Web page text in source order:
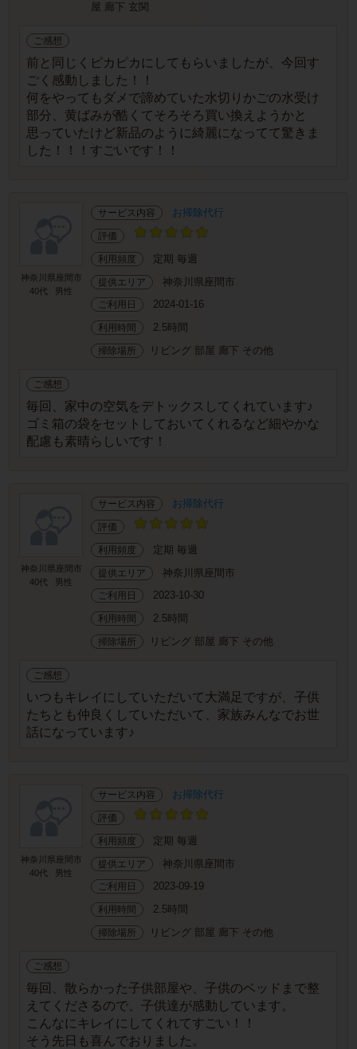
屋 廊下 玄関
ご感想
前と同じくピカピカにしてもらいましたが、今回す
ごく感動しました！！
何をやってもダメで諦めていた水切りかごの水受け
部分、黄ばみが酷くてそろそろ買い換えようかと
思っていたけど新品のように綺麗になってて驚きま
した！！！すごいです！！
神奈川県座間市
40代
男性
サービス内容 お掃除代行
評価
利用頻度 定期 毎週
提供エリア 神奈川県座間市
ご利用日 2024-01-16
利用時間 2.5時間
掃除場所 リビング 部屋 廊下 その他
ご感想
毎回、家中の空気をデトックスしてくれています♪
ゴミ箱の袋をセットしておいてくれるなど細やかな
配慮も素晴らしいです！
神奈川県座間市
40代
男性
サービス内容 お掃除代行
評価
利用頻度 定期 毎週
提供エリア 神奈川県座間市
ご利用日 2023-10-30
利用時間 2.5時間
掃除場所 リビング 部屋 廊下 その他
ご感想
いつもキレイにしていただいて大満足ですが、子供
たちとも仲良くしていただいて、家族みんなでお世
話になっています♪
神奈川県座間市
40代
男性
サービス内容 お掃除代行
評価
利用頻度 定期 毎週
提供エリア 神奈川県座間市
ご利用日 2023-09-19
利用時間 2.5時間
掃除場所 リビング 部屋 廊下 その他
ご感想
毎回、散らかった子供部屋や、子供のベッドまで整
えてくださるので、子供達が感動しています。
こんなにキレイにしてくれてすごい！！
そう先日も喜んでおりました。